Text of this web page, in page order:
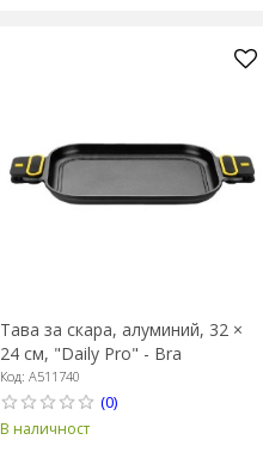
Тава за скара, алуминий, 32 ×
24 см, "Daily Pro" - Bra
Код: A511740
(0)
В наличност